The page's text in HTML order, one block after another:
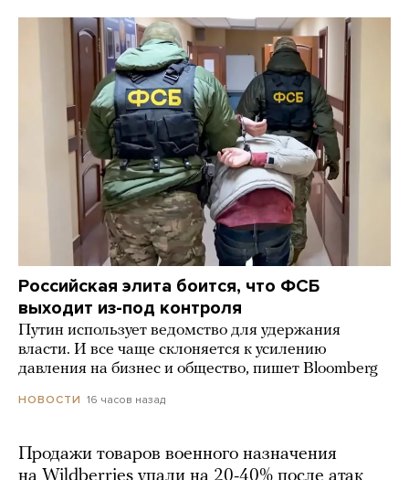
Российская элита боится, что ФСБ
выходит из-под контроля
Путин использует ведомство для удержания
власти. И все чаще склоняется к усилению
давления на бизнес и общество, пишет Bloomberg
НОВОСТИ 16 часов назад
Продажи товаров военного назначения